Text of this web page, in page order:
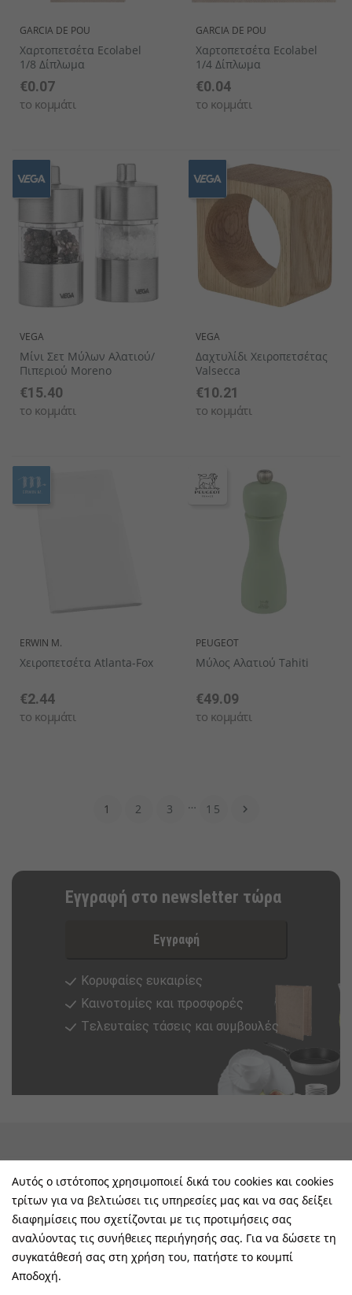
GARCIA DE POU
Χαρτοπετσέτα Ecolabel
1/8 Δίπλωμα
€0.07
το κομμάτι
GARCIA DE POU
Χαρτοπετσέτα Ecolabel
1/4 Δίπλωμα
€0.04
το κομμάτι
VEGA
Μίνι Σετ Μύλων Αλατιού/
Πιπεριού Moreno
€15.40
το κομμάτι
VEGA
Δαχτυλίδι Χειροπετσέτας
Valsecca
€10.21
το κομμάτι
ERWIN M.
Χειροπετσέτα Atlanta-Fox
€2.44
το κομμάτι
PEUGEOT
Μύλος Αλατιού Tahiti
€49.09
το κομμάτι
1 2 3 … 15 
Εγγραφή στο newsletter τώρα
Εγγραφή
Κορυφαίες ευκαιρίες
Καινοτομίες και προσφορές
Tελευταίες τάσεις και συμβουλές
keyboard_arrow_down
E-Shop keyboard_arrow_down
Τα Οφέλη Σας Μαζί Μας keyboard_arrow_down
Ακολουθήστε Μας
Αυτός ο ιστότοπος χρησιμοποιεί δικά του cookies και cookies
τρίτων για να βελτιώσει τις υπηρεσίες μας και να σας δείξει
διαφημίσεις που σχετίζονται με τις προτιμήσεις σας
αναλύοντας τις συνήθειες περιήγησής σας. Για να δώσετε τη
συγκατάθεσή σας στη χρήση του, πατήστε το κουμπί
Αποδοχή.